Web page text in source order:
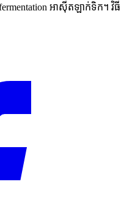
អាស៊ីតឡាក់ទិក។ វិធី